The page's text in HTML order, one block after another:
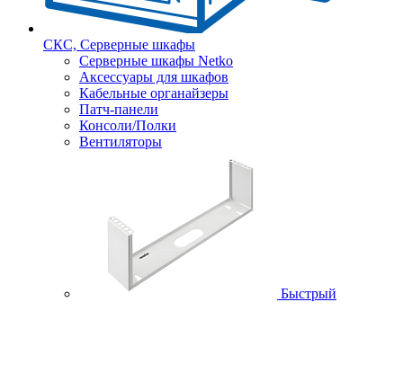
СКС, Серверные шкафы
Серверные шкафы Netko
Аксессуары для шкафов
Кабельные органайзеры
Патч-панели
Консоли/Полки
Вентиляторы
Быстрый